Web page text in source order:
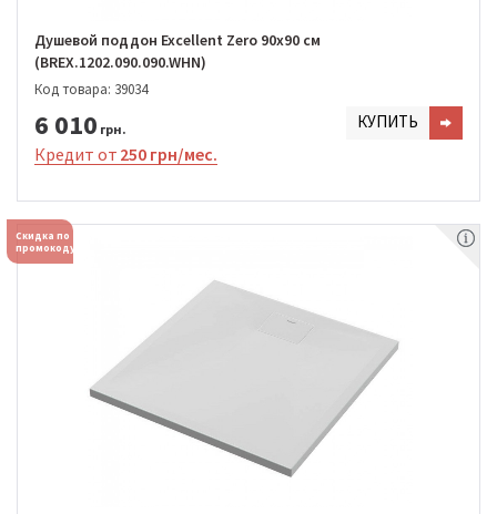
Душевой поддон Excellent Zero 90х90 см
(BREX.1202.090.090.WHN)
Код товара: 39034
6 010 грн. КУПИТЬ
Кредит от 250 грн/мес.
Скидка по
промокоду